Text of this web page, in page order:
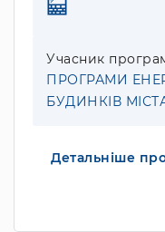
Учасник
ПРОГРАМИ
БУДИНКІВ
Детальніше